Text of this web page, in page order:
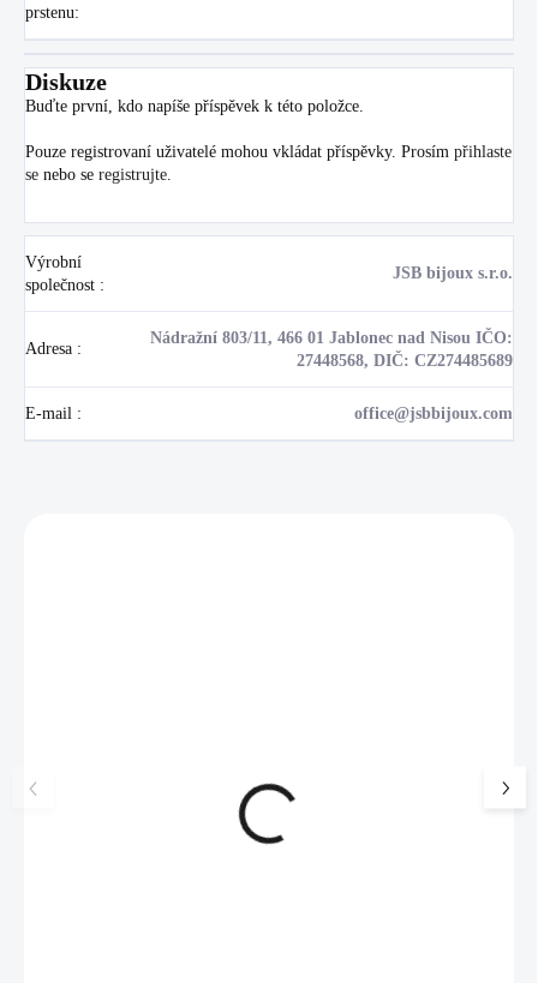
prstenu:
Diskuze
Buďte první, kdo napíše příspěvek k této položce.
Pouze registrovaní uživatelé mohou vkládat příspěvky. Prosím přihlaste
se nebo se registrujte
Výrobní
společnost :
JSB bijoux s.r.o.
Adresa :
Nádražní 803/11, 466 01 Jablonec nad Nisou IČO:
27448568, DIČ: CZ274485689
E-mail : office@jsbbijoux.com